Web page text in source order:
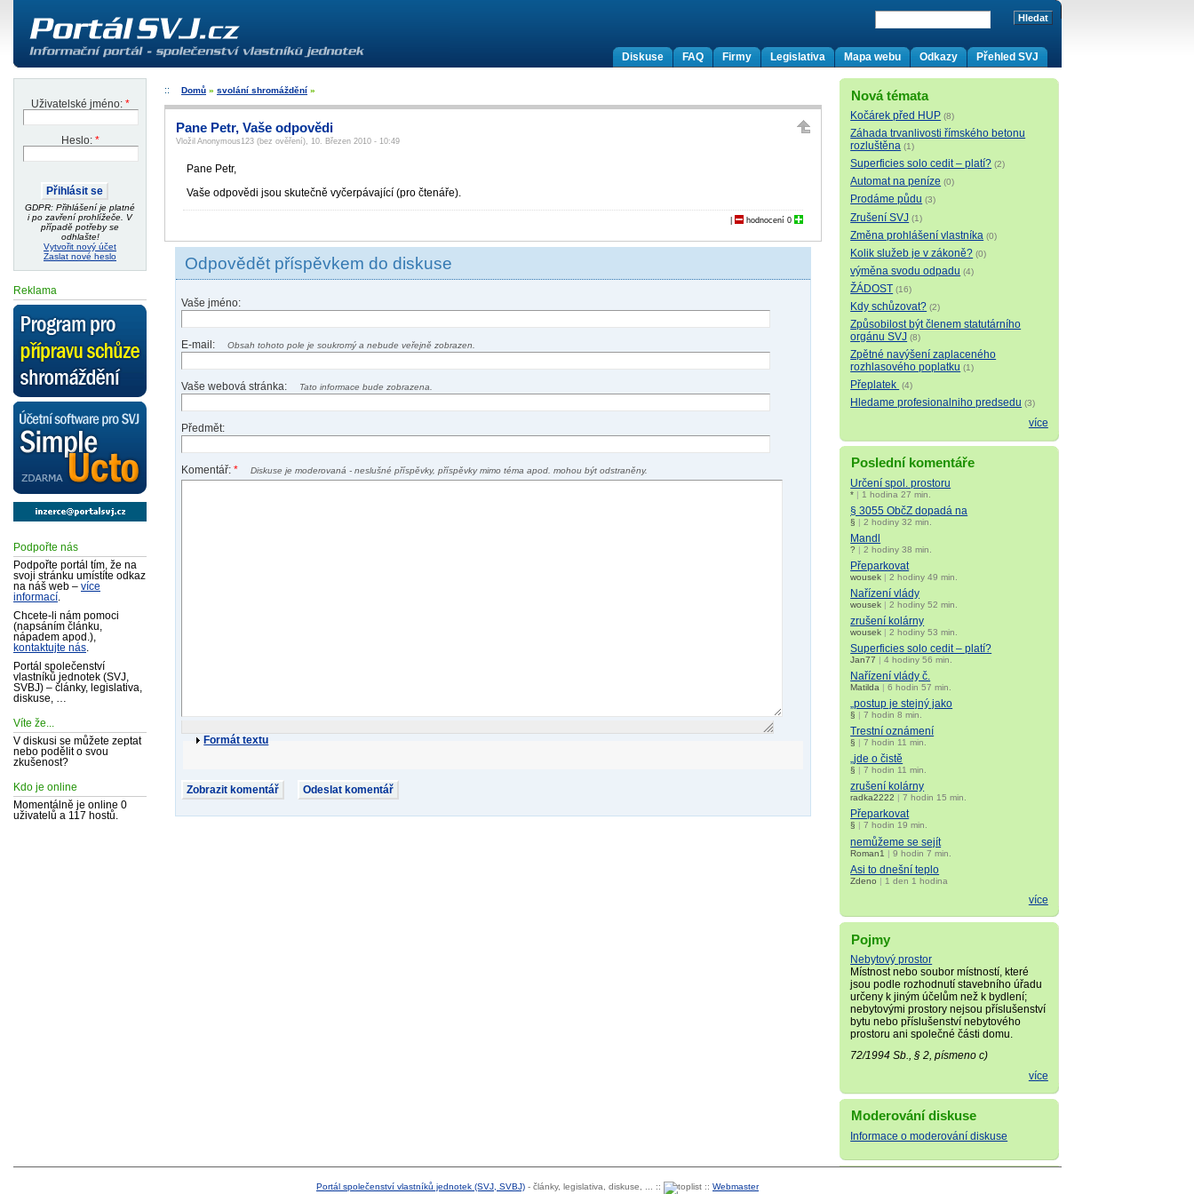
Přehled SVJ
Odkazy
Mapa webu
Legislativa
Firmy
FAQ
Diskuse
Uživatelské jméno: *
Heslo: *
GDPR: Přihlášení je platné
i po zavření prohlížeče. V
případě potřeby se
odhlašte!
Vytvořit nový účet
Zaslat nové heslo
Reklama
Podpořte nás
Podpořte portál tím, že na
svoji stránku umístíte odkaz
na náš web – více
informací
Chcete-li nám pomoci
(napsáním článku,
nápadem apod.),
kontaktujte nás
Portál společenství
vlastníků jednotek (SVJ,
SVBJ) – články, legislativa,
diskuse, …
Víte že...
V diskusi se můžete zeptat
nebo podělit o svou
zkušenost?
Kdo je online
Momentálně je online 0
uživatelů a 117 hostů.
Nová témata
Kočárek před HUP (8)
Záhada trvanlivosti římského betonu
rozluštěna (1)
Superficies solo cedit – platí? (2)
Automat na peníze (0)
Prodáme půdu (3)
Zrušení SVJ (1)
Změna prohlášení vlastníka (0)
Kolik služeb je v zákoně? (0)
výměna svodu odpadu (4)
ŽÁDOST (16)
Kdy schůzovat? (2)
Způsobilost být členem statutárního
orgánu SVJ (8)
Zpětné navýšení zaplaceného
rozhlasového poplatku (1)
Přeplatek (4)
Hledame profesionalniho predsedu (3)
více
Poslední komentáře
Určení spol. prostoru
* | 1 hodina 27 min.
§ 3055 ObčZ dopadá na
§ |2 hodiny 32 min.
Mandl
? |2 hodiny 38 min.
Přeparkovat
wousek |2 hodiny 49 min.
Nařízení vlády
wousek |2 hodiny 52 min.
zrušení kolárny
wousek |2 hodiny 53 min.
Superficies solo cedit – platí?
Jan77 |4 hodiny 56 min.
Nařízení vlády č.
Matilda |6 hodin 57 min.
„postup je stejný jako
§ |7 hodin 8 min.
Trestní oznámení
§ |7 hodin 11 min.
„jde o čistě
§ |7 hodin 11 min.
zrušení kolárny
radka2222 |7 hodin 15 min.
Přeparkovat
§ |7 hodin 19 min.
nemůžeme se sejít
Roman1 |9 hodin 7 min.
Asi to dnešní teplo
Zdeno | 1 den 1 hodina
více
Pojmy
Nebytový prostor
Místnost nebo soubor místností, které
jsou podle rozhodnutí stavebního úřadu
určeny k jiným účelům než k bydlení;
nebytovými prostory nejsou příslušenství
bytu nebo příslušenství nebytového
prostoru ani společné části domu.
72/1994 Sb., § 2, písmeno c)
více
Moderování diskuse
Informace o moderování diskuse
Domů » svolání shromáždění »
Pane Petr, Vaše odpovědi
Vložil Anonymous123 (bez ověření), 10. Březen 2010 - 10:49
Pane Petr,
Vaše odpovědi jsou skutečně vyčerpávající (pro čtenáře).
hodnocení 0
Odpovědět příspěvkem do diskuse
Vaše jméno:
E-mail: Obsah tohoto pole je soukromý a nebude veřejně zobrazen.
Vaše webová stránka: Tato informace bude zobrazena.
Předmět:
Komentář:* Diskuse je moderovaná - neslušné příspěvky, příspěvky mimo téma apod. mohou být odstraněny.
Formát textu
Portál společenství vlastníků jednotek (SVJ, SVBJ) - články, legislativa, diskuse, ... :: :: Webmaster